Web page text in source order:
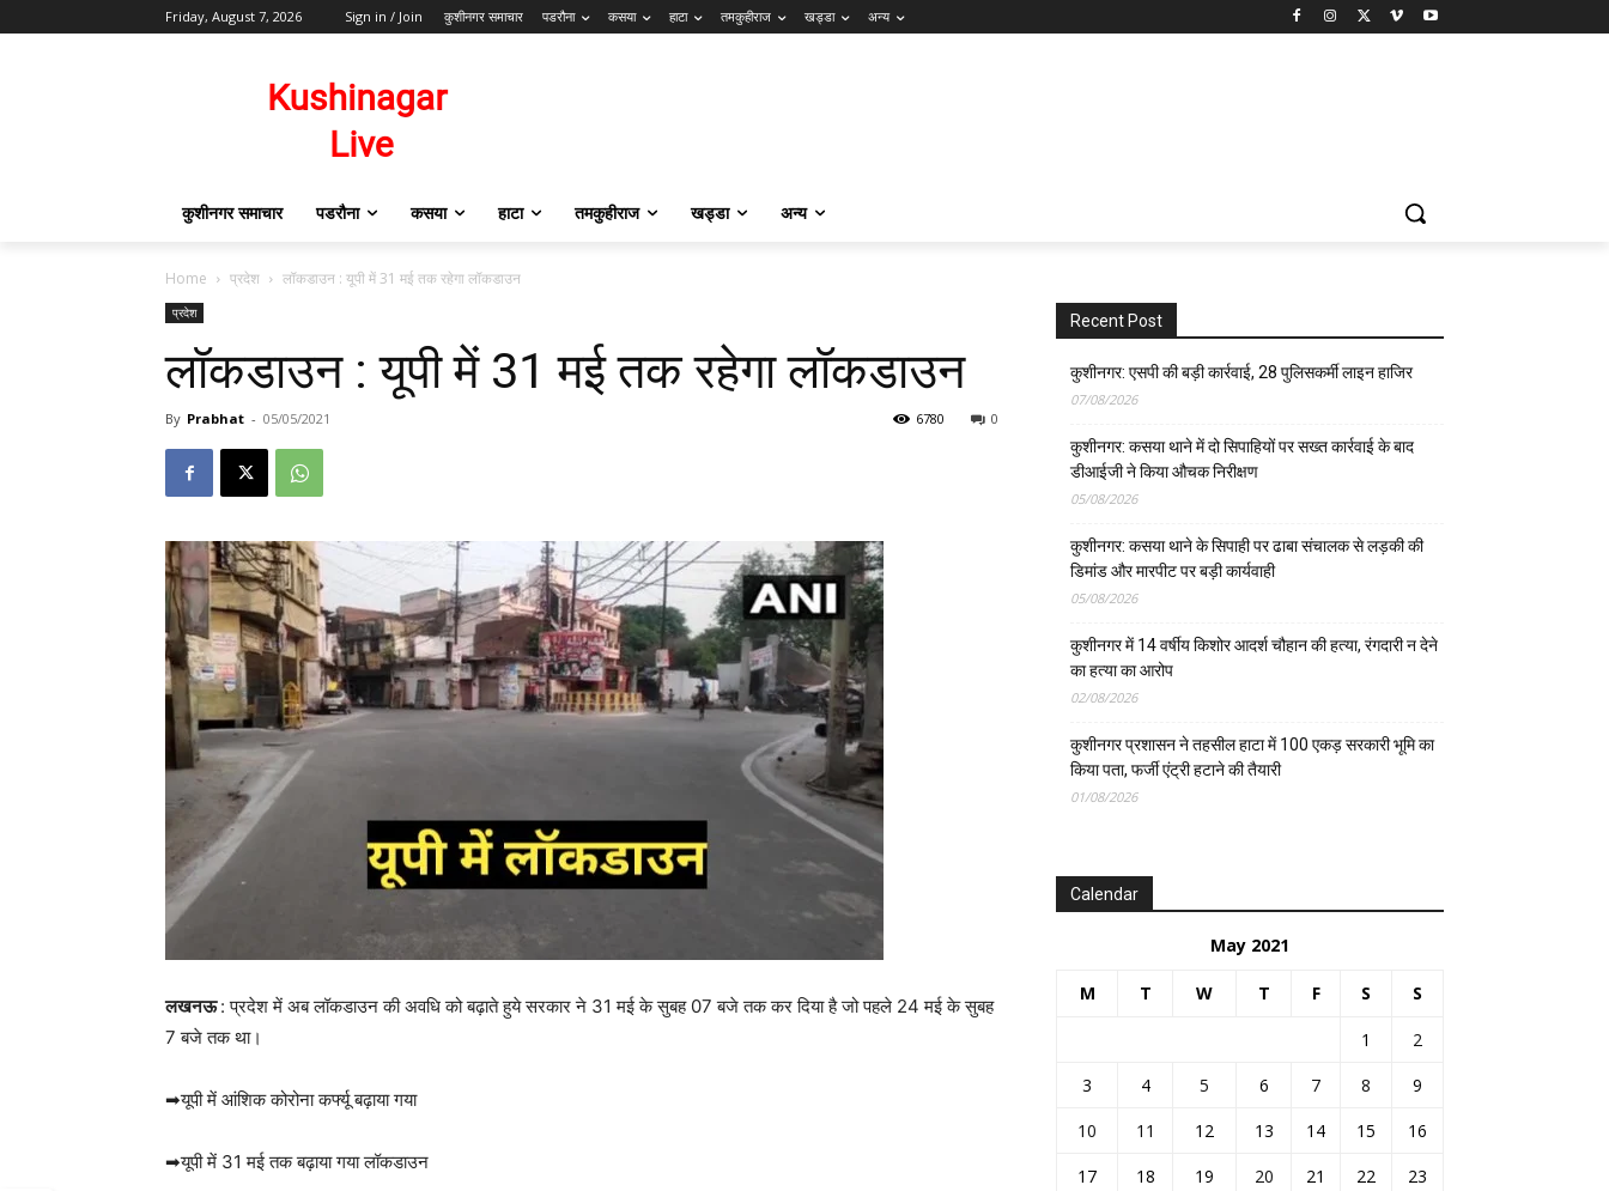
Friday, August 7, 2026 Sign in / Join कुशीनगर समाचार पडरौना कसया हाटा तमकुहीराज खड्डा अन्य
कुशीनगर समाचार पडरौना कसया हाटा तमकुहीराज खड्डा अन्य
Home प्रदेश लॉकडाउन : यूपी में 31 मई तक रहेगा लॉकडाउन
प्रदेश
लॉकडाउन : यूपी में 31 मई तक रहेगा लॉकडाउन
By Prabhat - 05/05/2021 0
6780
लखनऊ: प्रदेश में अब लॉकडाउन की अवधि को बढ़ाते हुये सरकार ने 31 मई के सुबह 07 बजे तक कर दिया है जो पहले 24 मई के सुबह
7 बजे तक था।
➡यूपी में आंशिक कोरोना कर्फ्यू बढ़ाया गया
➡यूपी में 31 मई तक बढ़ाया गया लॉकडाउन
Recent Post
कुशीनगर: एसपी की बड़ी कार्रवाई, 28 पुलिसकर्मी लाइन हाजिर
07/08/2026
कुशीनगर: कसया थाने में दो सिपाहियों पर सख्त कार्रवाई के बाद
डीआईजी ने किया औचक निरीक्षण
05/08/2026
कुशीनगर: कसया थाने के सिपाही पर ढाबा संचालक से लड़की की
डिमांड और मारपीट पर बड़ी कार्यवाही
05/08/2026
कुशीनगर में 14 वर्षीय किशोर आदर्श चौहान की हत्या, रंगदारी न देने
का हत्या का आरोप
02/08/2026
कुशीनगर प्रशासन ने तहसील हाटा में 100 एकड़ सरकारी भूमि का
किया पता, फर्जी एंट्री हटाने की तैयारी
01/08/2026
Calendar
May 2021
M T W T F S S
1
2
3
4 5 6 7 8
9
10
11 12 13 14 15
16
17
18 19 20 21 22
23